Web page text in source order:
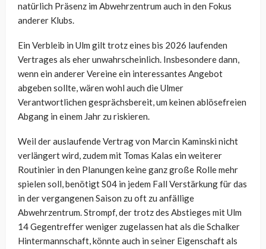
natürlich Präsenz im Abwehrzentrum auch in den Fokus
anderer Klubs.
Ein Verbleib in Ulm gilt trotz eines bis 2026 laufenden
Vertrages als eher unwahrscheinlich. Insbesondere dann,
wenn ein anderer Vereine ein interessantes Angebot
abgeben sollte, wären wohl auch die Ulmer
Verantwortlichen gesprächsbereit, um keinen ablösefreien
Abgang in einem Jahr zu riskieren.
Weil der auslaufende Vertrag von Marcin Kaminski nicht
verlängert wird, zudem mit Tomas Kalas ein weiterer
Routinier in den Planungen keine ganz große Rolle mehr
spielen soll, benötigt S04 in jedem Fall Verstärkung für das
in der vergangenen Saison zu oft zu anfällige
Abwehrzentrum. Strompf, der trotz des Abstieges mit Ulm
14 Gegentreffer weniger zugelassen hat als die Schalker
Hintermannschaft, könnte auch in seiner Eigenschaft als